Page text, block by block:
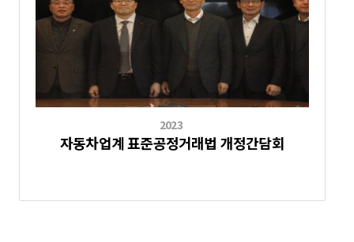
2023
자동차업계 표준공정거래법 개정간담회